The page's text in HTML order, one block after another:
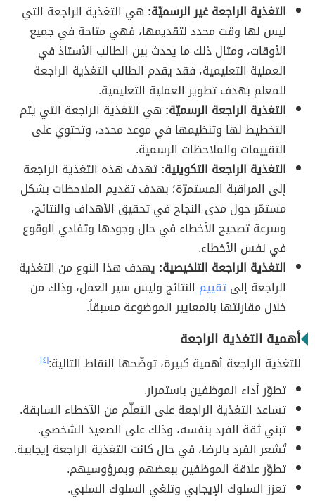
التغذية الراجعة غير الرسميّة: هي التغذية الراجعة التي
ليس لها وقت محدد لتقديمها، فهي متاحة في جميع
الأوقات، ومثال ذلك ما يحدث بين الطالب الأستاذ في
العملية التعليمية، فقد يقدم الطالب التغذية الراجعة
للمعلم بهدف تطوير العملية التعليمية.
التغذية الراجعة الرسميّة: هي التغذية الراجعة التي يتم
التخطيط لها وتنظيمها في موعد محدد، وتحتوي على
التقييمات والملاحظات الرسمية.
التغذية الراجعة التكوينية:تهدف هذه التغذية الراجعة
إلى المراقبة المستمرّة؛ بهدف تقديم الملاحظات بشكل
مستمّر حول مدى النجاح في تحقيق الأهداف والنتائج،
وسرعة تصحيح الأخطاء في حال وجودها وتفادي الوقوع
في نفس الأخطاء.
التغذية الراجعة التلخيصية: يهدف هذا النوع من التغذية
الراجعة إلىتقييم النتائج وليس سير العمل، وذلك من
خلال مقارنتها بالمعايير الموضوعة مسبقاً.
أهمية التغذية الراجعة
للتغذية الراجعة أهمية كبيرة، توضّحها النقاط التالية:[٤]
تطوّر أداء الموظفين باستمرار.
تساعد التغذية الراجعة على التعلّم من الآخطاء السابقة.
تبني ثقة الفرد بنفسه، وذلك على الصعيد الشخصي.
تُشعر الفرد بالرضا، في حال كانت التغذية الراجعة إيجابية.
تطوّر علاقة الموظفين ببعضهم وبمرؤوسيهم.
تعزز السلوك الإيجابي وتلغي السلوك السلبي.